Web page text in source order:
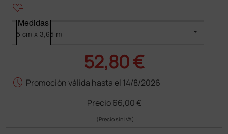
heart_plus
Medidas
52,80 €
schedule Promoción válida hasta el 14/8/2026
Precio66,00 €
(Precio sin IVA)